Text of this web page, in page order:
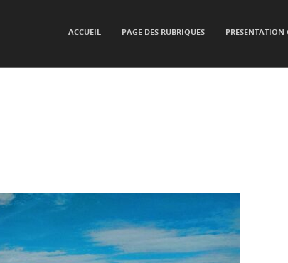
ACCUEIL PAGE DES RUBRIQUES PRESENTATION